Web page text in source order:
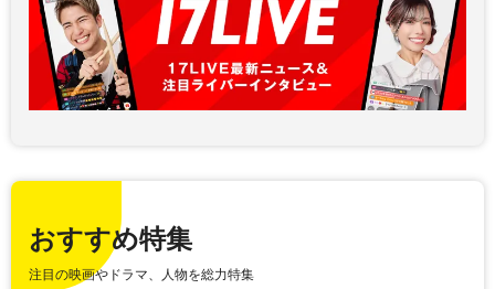
おすすめ特集
注目の映画やドラマ、人物を総力特集